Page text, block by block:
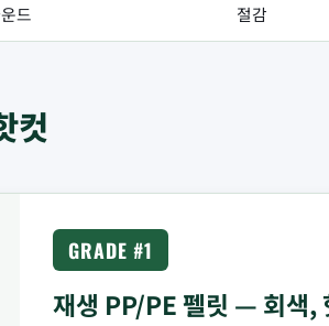
드
절감
컷
GRADE #1
재생 PP/PE 펠릿 — 회색,